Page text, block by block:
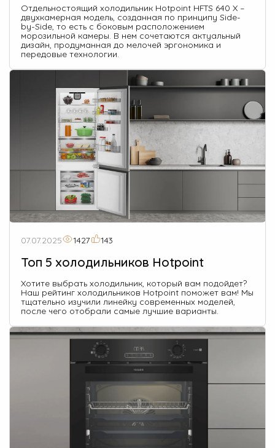
Отдельностоящий холодильник Hotpoint HFTS 640 X –
двухкамерная модель, созданная по принципу Side-
by-Side, то есть с боковым расположением
морозильной камеры. В нем сочетаются актуальный
дизайн, продуманная до мелочей эргономика и
передовые технологии.
07.07.2025 1427 143
Топ 5 холодильников Hotpoint
Хотите выбрать холодильник, который вам подойдет?
Наш рейтинг холодильников Hotpoint поможет вам! Мы
тщательно изучили линейку современных моделей,
после чего отобрали самые лучшие варианты.